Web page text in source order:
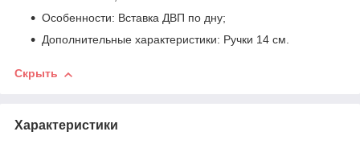
Особенности: Вставка ДВП по дну;
Дополнительные характеристики: Ручки 14 см.
Скрыть
Характеристики